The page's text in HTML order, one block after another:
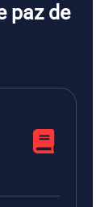
paz de